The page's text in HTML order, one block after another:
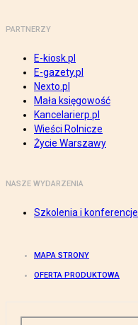
PARTNERZY
E-kiosk.pl
E-gazety.pl
Nexto.pl
Mała księgowość
Kancelarierp.pl
Wieści Rolnicze
Życie Warszawy
NASZE WYDARZENIA
Szkolenia i konferencje
MAPA STRONY
OFERTA PRODUKTOWA